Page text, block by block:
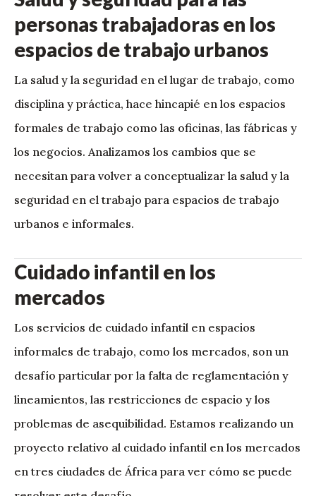
personas trabajadoras en los
espacios de trabajo urbanos
La salud y la seguridad en el lugar de trabajo, como
disciplina y práctica, hace hincapié en los espacios
formales de trabajo como las oficinas, las fábricas y
los negocios. Analizamos los cambios que se
necesitan para volver a conceptualizar la salud y la
seguridad en el trabajo para espacios de trabajo
urbanos e informales.
Cuidado infantil en los
mercados
Los servicios de cuidado infantil en espacios
informales de trabajo, como los mercados, son un
desafío particular por la falta de reglamentación y
lineamientos, las restricciones de espacio y los
problemas de asequibilidad. Estamos realizando un
proyecto relativo al cuidado infantil en los mercados
en tres ciudades de África para ver cómo se puede